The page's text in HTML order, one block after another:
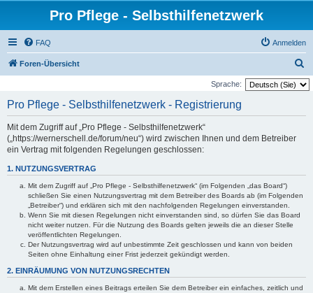
Pro Pflege - Selbsthilfenetzwerk
FAQ Anmelden
Foren-Übersicht
u
Sprache:
Pro Pflege - Selbsthilfenetzwerk - Registrierung
Mit dem Zugriff auf „Pro Pflege - Selbsthilfenetzwerk“
(„https://wernerschell.de/forum/neu“) wird zwischen Ihnen und dem Betreiber
ein Vertrag mit folgenden Regelungen geschlossen:
1. NUTZUNGSVERTRAG
Mit dem Zugriff auf „Pro Pflege - Selbsthilfenetzwerk“ (im Folgenden „das Board“)
schließen Sie einen Nutzungsvertrag mit dem Betreiber des Boards ab (im Folgenden
„Betreiber“) und erklären sich mit den nachfolgenden Regelungen einverstanden.
Wenn Sie mit diesen Regelungen nicht einverstanden sind, so dürfen Sie das Board
nicht weiter nutzen. Für die Nutzung des Boards gelten jeweils die an dieser Stelle
veröffentlichten Regelungen.
Der Nutzungsvertrag wird auf unbestimmte Zeit geschlossen und kann von beiden
Seiten ohne Einhaltung einer Frist jederzeit gekündigt werden.
2. EINRÄUMUNG VON NUTZUNGSRECHTEN
Mit dem Erstellen eines Beitrags erteilen Sie dem Betreiber ein einfaches, zeitlich und